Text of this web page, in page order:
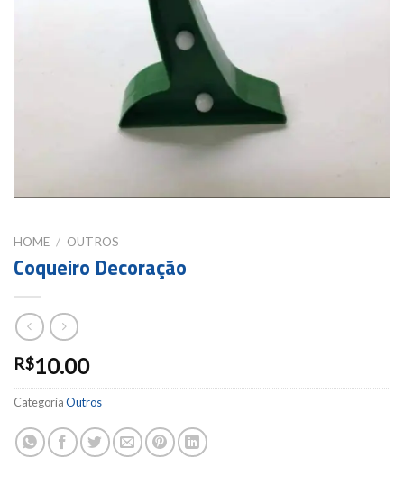
HOME / OUTROS
Coqueiro Decoração
R$10.00
CategoriaOutros